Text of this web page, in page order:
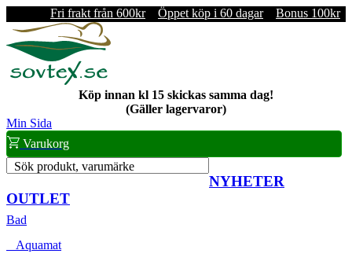
Fri frakt från 600kr Öppet köp i 60 dagar Bonus 100kr
Köp innan kl 15 skickas samma dag!
(Gäller lagervaror)
Min Sida
Varukorg
Sök produkt, varumärke
NYHETER
OUTLET
Bad
Aquamat